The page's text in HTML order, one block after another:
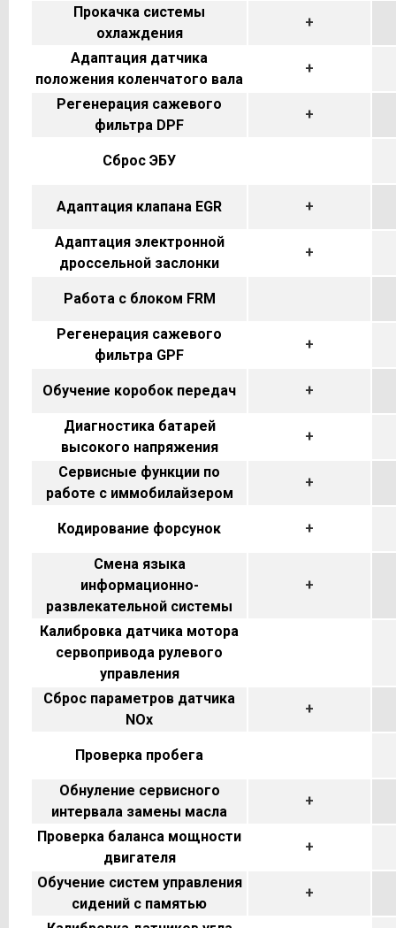
Прокачка системы
охлаждения
+
Адаптация датчика
положения коленчатого вала
+
Регенерация сажевого
фильтра DPF
+
Сброс ЭБУ
Адаптация клапана EGR +
Адаптация электронной
дроссельной заслонки
+
Работа с блоком FRM
Регенерация сажевого
фильтра GPF
+
Обучение коробок передач +
Диагностика батарей
высокого напряжения
+
Сервисные функции по
работе с иммобилайзером
+
Кодирование форсунок +
Смена языка
информационно-
развлекательной системы
+
Калибровка датчика мотора
сервопривода рулевого
управления
Сброс параметров датчика
NOx
+
Проверка пробега
Обнуление сервисного
интервала замены масла
+
Проверка баланса мощности
двигателя
+
Обучение систем управления
сидений с памятью
+